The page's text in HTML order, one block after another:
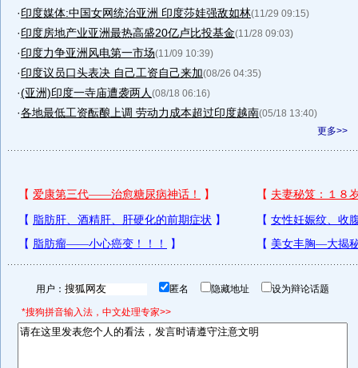
·印度媒体:中国女网统治亚洲 印度莎娃强敌如林(11/29 09:15)
·印度房地产业亚洲最热高盛20亿卢比投基金(11/28 09:03)
·印度力争亚洲风电第一市场(11/09 10:39)
·印度议员口头表决 自己工资自己来加(08/26 04:35)
·(亚洲)印度一寺庙遭袭两人 (08/18 06:16)
·各地最低工资酝酿上调 劳动力成本超过印度越南(05/18 13:40)
更多>>
用户： 匿名 隐藏地址 设为辩论话题
*搜狗拼音输入法，中文处理专家>>